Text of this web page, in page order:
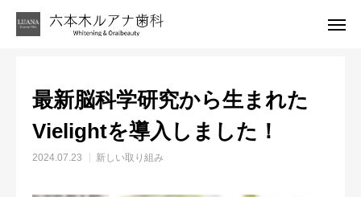
お知らせ 新しい取り組み
最新脳科学研究から生まれた
Vielightを導入しました！
2024.07.23 新しい取り組み
LINE相談 アクセス